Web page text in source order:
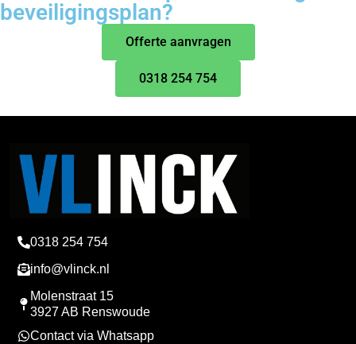
Kunnen we u helpen met een goed
beveiligingsplan?
0318 254 754
0318 254 754
info@vlinck.nl
Molenstraat 15
3927 AB Renswoude